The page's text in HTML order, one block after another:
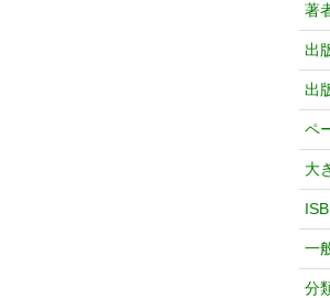
著
出
出
ペ
大
一
分